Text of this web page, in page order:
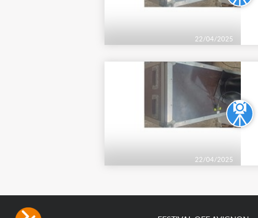
22/04/2025
22/04/2025